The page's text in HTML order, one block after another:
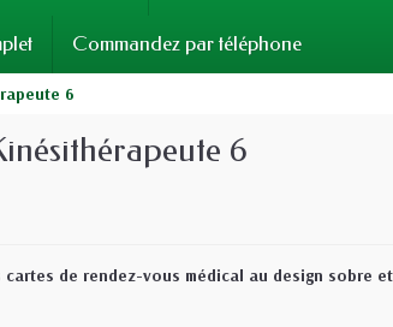
Commandez par téléphone
6
6
de rendez-vous médical au design sobre et